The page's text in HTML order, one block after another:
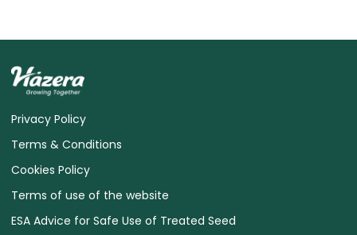
Privacy Policy
Terms & Conditions
Cookies Policy
Terms of use of the website
ESA Advice for Safe Use of Treated Seed